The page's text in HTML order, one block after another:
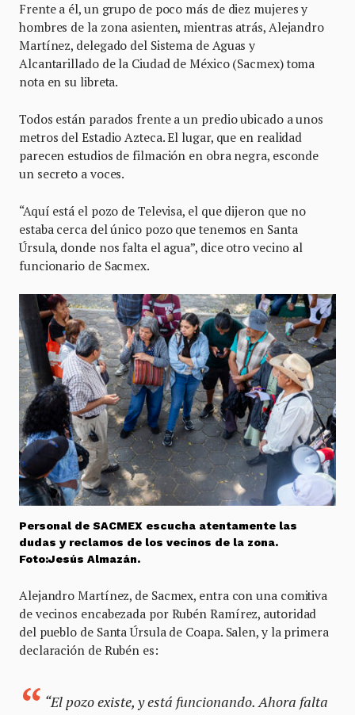
Frente a él, un grupo de poco más de diez mujeres y
hombres de la zona asienten, mientras atrás, Alejandro
Martínez, delegado del Sistema de Aguas y
Alcantarillado de la Ciudad de México (Sacmex) toma
nota en su libreta.
Todos están parados frente a un predio ubicado a unos
metros del Estadio Azteca. El lugar, que en realidad
parecen estudios de filmación en obra negra, esconde
un secreto a voces.
“Aquí está el pozo de Televisa, el que dijeron que no
estaba cerca del único pozo que tenemos en Santa
Úrsula, donde nos falta el agua”, dice otro vecino al
funcionario de Sacmex.
Personal de SACMEX escucha atentamente las
dudas y reclamos de los vecinos de la zona.
Foto:Jesús Almazán.
Alejandro Martínez, de Sacmex, entra con una comitiva
de vecinos encabezada por Rubén Ramírez, autoridad
del pueblo de Santa Úrsula de Coapa. Salen, y la primera
declaración de Rubén es:
“El pozo existe, y está funcionando. Ahora falta